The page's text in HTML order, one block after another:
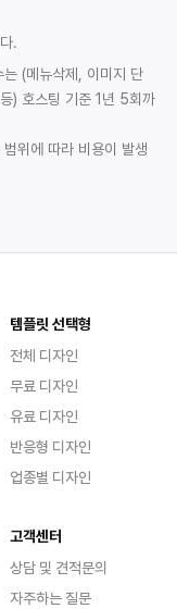
.
(메뉴삭제, 이미지 단
) 호스팅 기준 1년 5회까
위에 따라 비용이 발생
템플릿 선택형
전체 디자인
무료 디자인
유료 디자인
반응형 디자인
업종별 디자인
고객센터
상담 및 견적문의
자주하는 질문